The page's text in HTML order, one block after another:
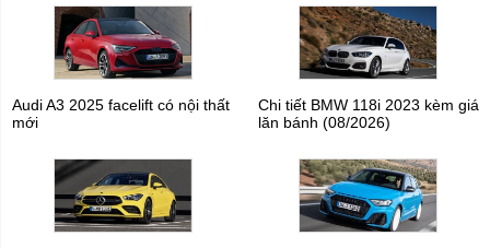
Audi A3 2025 facelift có nội thất
mới
Chi tiết BMW 118i 2023 kèm giá
lăn bánh (08/2026)